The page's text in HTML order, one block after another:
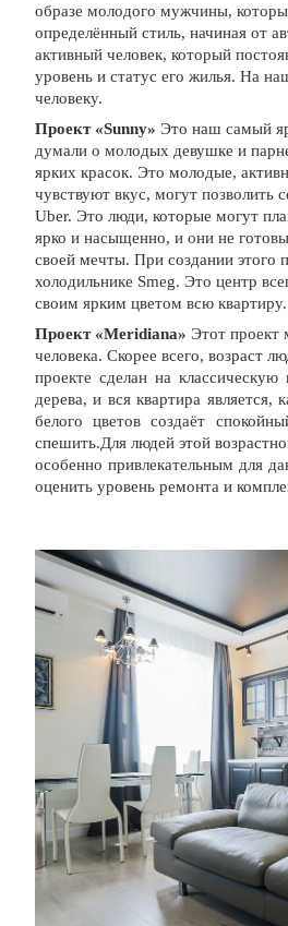
образе молодого мужчины,
определённый стиль, начиная от
активный человек, который
уровень и статус его жилья. На
человеку.
Проект «Sunny» Это наш самый
думали о молодых девушке и
ярких красок. Это молодые,
чувствуют вкус, могут позволить
Uber. Это люди, которые могут
ярко и насыщенно, и они не
своей мечты. При создании этого
холодильнике Smeg. Это центр
своим ярким цветом всю квартиру.
Проект «Meridiana»Этот проект
человека. Скорее всего, возраст
проекте сделан на
дерева, и вся квартира
белого цветов создаёт
спешить.Для людей этой
особенно привлекательным для
оценить уровень ремонта и